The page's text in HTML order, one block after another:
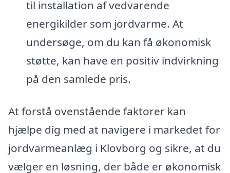
til installation af vedvarende
energikilder som jordvarme. At
undersøge, om du kan få økonomisk
støtte, kan have en positiv indvirkning
på den samlede pris.
At forstå ovenstående faktorer kan
hjælpe dig med at navigere i markedet for
jordvarmeanlæg i Klovborg og sikre, at du
vælger en løsning, der både er økonomisk